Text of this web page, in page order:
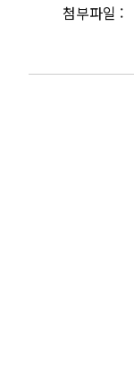
첨부파일 :